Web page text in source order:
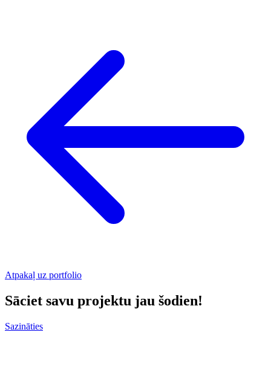
Atpakaļ uz portfolio
Sāciet savu projektu jau šodien!
Sazināties